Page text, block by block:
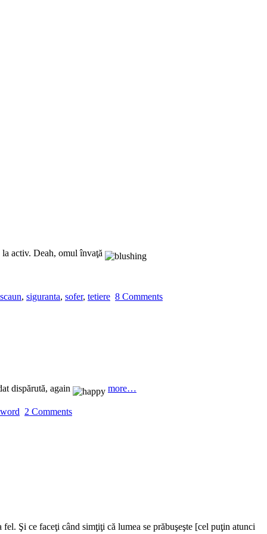
activ. Deah, omul învaţă
scaun, siguranta, sofer, tetiere 8 Comments
dispărută, again more…
word 2 Comments
Şi ce faceţi când simţiţi că lumea se prăbuşeşte [cel puţin atunci